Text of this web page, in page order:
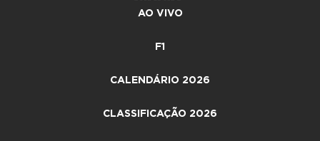
AO VIVO
F1
CALENDÁRIO 2026
CLASSIFICAÇÃO 2026